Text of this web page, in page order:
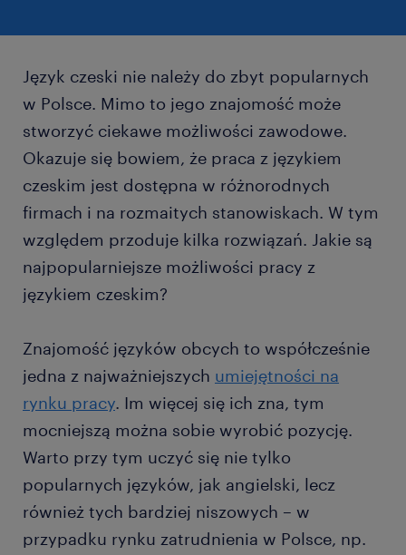
Język czeski nie należy do zbyt popularnych
w Polsce. Mimo to jego znajomość może
stworzyć ciekawe możliwości zawodowe.
Okazuje się bowiem, że praca z językiem
czeskim jest dostępna w różnorodnych
firmach i na rozmaitych stanowiskach. W tym
względem przoduje kilka rozwiązań. Jakie są
najpopularniejsze możliwości pracy z
językiem czeskim?
Znajomość języków obcych to współcześnie
jedna z najważniejszych umiejętności na
rynku pracy. Im więcej się ich zna, tym
mocniejszą można sobie wyrobić pozycję.
Warto przy tym uczyć się nie tylko
popularnych języków, jak angielski, lecz
również tych bardziej niszowych – w
przypadku rynku zatrudnienia w Polsce, np.